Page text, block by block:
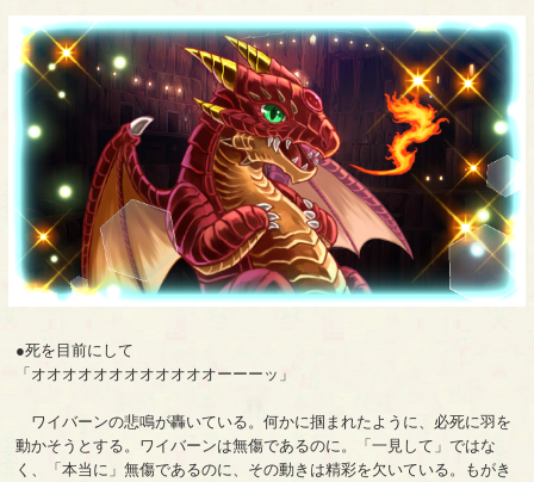
●死を目前にして
「オオオオオオオオオオオオーーーッ」
ワイバーンの悲鳴が轟いている。何かに掴まれたように、必死に羽を
動かそうとする。ワイバーンは無傷であるのに。「一見して」ではな
く、「本当に」無傷であるのに、その動きは精彩を欠いている。もがき